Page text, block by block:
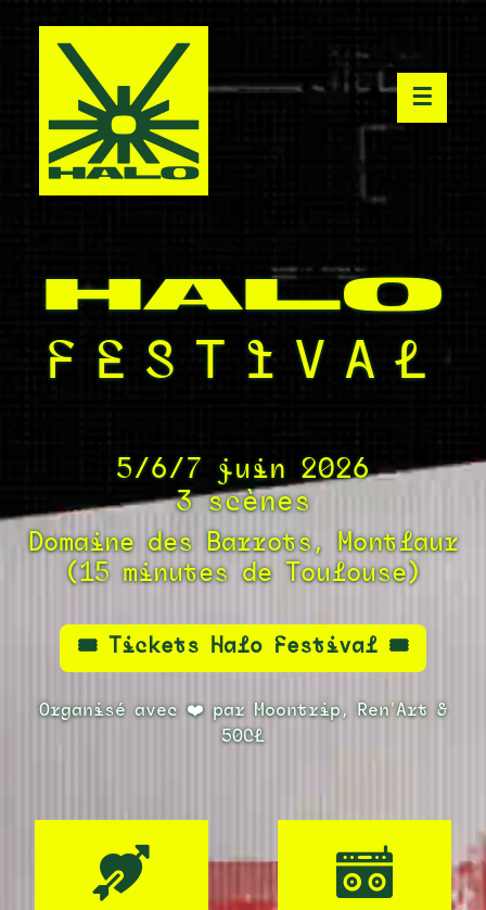
☰
HALO
FESTIVAL
5/6/7 juin 2026
3 scènes
Domaine des Barrots, Montlaur
(15 minutes de Toulouse)
🎟️ Tickets Halo Festival 🎟️
Organisé avec ❤️ par Moontrip, Ren'Art &
50CL